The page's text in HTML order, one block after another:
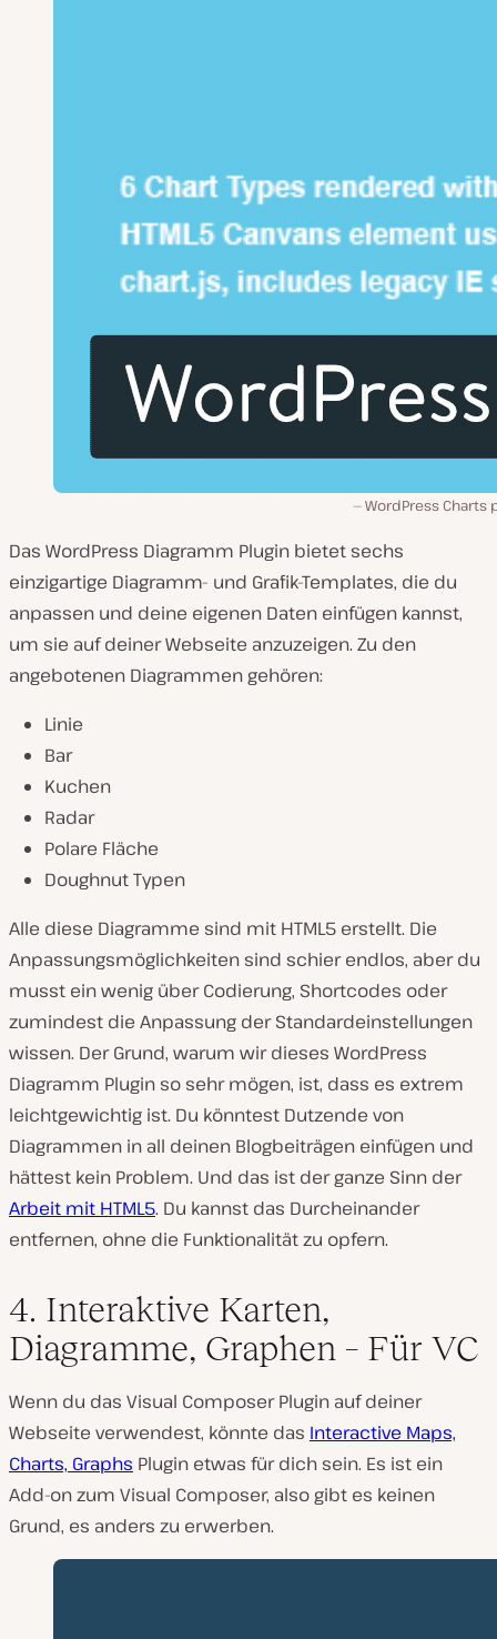
WordPress Charts
Das WordPress Diagramm Plugin bietet sechs
einzigartige Diagramm- und Grafik-Templates, die du
anpassen und deine eigenen Daten einfügen kannst,
um sie auf deiner Webseite anzuzeigen. Zu den
angebotenen Diagrammen gehören:
Linie
Bar
Kuchen
Radar
Polare Fläche
Doughnut Typen
Alle diese Diagramme sind mit HTML5 erstellt. Die
Anpassungsmöglichkeiten sind schier endlos, aber du
musst ein wenig über Codierung, Shortcodes oder
zumindest die Anpassung der Standardeinstellungen
wissen. Der Grund, warum wir dieses WordPress
Diagramm Plugin so sehr mögen, ist, dass es extrem
leichtgewichtig ist. Du könntest Dutzende von
Diagrammen in all deinen Blogbeiträgen einfügen und
hättest kein Problem. Und das ist der ganze Sinn der
Arbeit mit HTML5. Du kannst das Durcheinander
entfernen, ohne die Funktionalität zu opfern.
4. Interaktive Karten,
Diagramme, Graphen – Für VC
Wenn du das Visual Composer Plugin auf deiner
Webseite verwendest, könnte das Interactive Maps,
Charts, Graphs Plugin etwas für dich sein. Es ist ein
Add-on zum Visual Composer, also gibt es keinen
Grund, es anders zu erwerben.